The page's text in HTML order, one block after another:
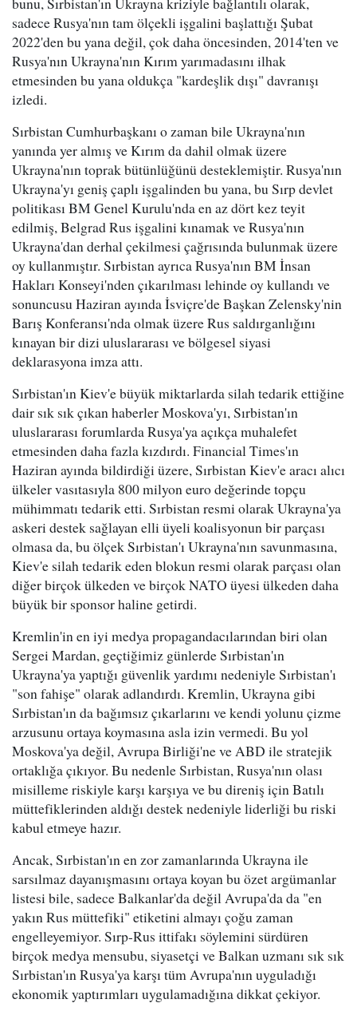
sadece Rusya'nın tam ölçekli işgalini başlattığı Şubat
2022'den bu yana değil, çok daha öncesinden, 2014'ten ve
Rusya'nın Ukrayna'nın Kırım yarımadasını ilhak
etmesinden bu yana oldukça "kardeşlik dışı" davranışı
izledi.
Sırbistan Cumhurbaşkanı o zaman bile Ukrayna'nın
yanında yer almış ve Kırım da dahil olmak üzere
Ukrayna'nın toprak bütünlüğünü desteklemiştir. Rusya'nın
Ukrayna'yı geniş çaplı işgalinden bu yana, bu Sırp devlet
politikası BM Genel Kurulu'nda en az dört kez teyit
edilmiş, Belgrad Rus işgalini kınamak ve Rusya'nın
Ukrayna'dan derhal çekilmesi çağrısında bulunmak üzere
oy kullanmıştır. Sırbistan ayrıca Rusya'nın BM İnsan
Hakları Konseyi'nden çıkarılması lehinde oy kullandı ve
sonuncusu Haziran ayında İsviçre'de Başkan Zelensky'nin
Barış Konferansı'nda olmak üzere Rus saldırganlığını
kınayan bir dizi uluslararası ve bölgesel siyasi
deklarasyona imza attı.
Sırbistan'ın Kiev'e büyük miktarlarda silah tedarik ettiğine
dair sık sık çıkan haberler Moskova'yı, Sırbistan'ın
uluslararası forumlarda Rusya'ya açıkça muhalefet
etmesinden daha fazla kızdırdı. Financial Times'ın
Haziran ayında bildirdiği üzere, Sırbistan Kiev'e aracı alıcı
ülkeler vasıtasıyla 800 milyon euro değerinde topçu
mühimmatı tedarik etti. Sırbistan resmi olarak Ukrayna'ya
askeri destek sağlayan elli üyeli koalisyonun bir parçası
olmasa da, bu ölçek Sırbistan'ı Ukrayna'nın savunmasına,
Kiev'e silah tedarik eden blokun resmi olarak parçası olan
diğer birçok ülkeden ve birçok NATO üyesi ülkeden daha
büyük bir sponsor haline getirdi.
Kremlin'in en iyi medya propagandacılarından biri olan
Sergei Mardan, geçtiğimiz günlerde Sırbistan'ın
Ukrayna'ya yaptığı güvenlik yardımı nedeniyle Sırbistan'ı
"son fahişe" olarak adlandırdı. Kremlin, Ukrayna gibi
Sırbistan'ın da bağımsız çıkarlarını ve kendi yolunu çizme
arzusunu ortaya koymasına asla izin vermedi. Bu yol
Moskova'ya değil, Avrupa Birliği'ne ve ABD ile stratejik
ortaklığa çıkıyor. Bu nedenle Sırbistan, Rusya'nın olası
misilleme riskiyle karşı karşıya ve bu direniş için Batılı
müttefiklerinden aldığı destek nedeniyle liderliği bu riski
kabul etmeye hazır.
Ancak, Sırbistan'ın en zor zamanlarında Ukrayna ile
sarsılmaz dayanışmasını ortaya koyan bu özet argümanlar
listesi bile, sadece Balkanlar'da değil Avrupa'da da "en
yakın Rus müttefiki" etiketini almayı çoğu zaman
engelleyemiyor. Sırp-Rus ittifakı söylemini sürdüren
birçok medya mensubu, siyasetçi ve Balkan uzmanı sık sık
Sırbistan'ın Rusya'ya karşı tüm Avrupa'nın uyguladığı
ekonomik yaptırımları uygulamadığına dikkat çekiyor.